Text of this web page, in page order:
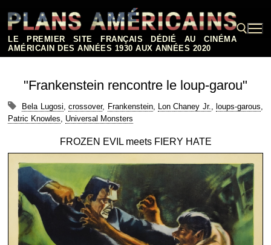
contenu
LE PREMIER SITE FRANÇAIS DÉDIÉ AU CINÉMA
AMÉRICAIN DES ANNÉES 1930 AUX ANNÉES 2020
"Frankenstein rencontre le loup-garou"
Bela Lugosi,crossover, Frankenstein, Lon Chaney Jr., loups-garous,
Patric Knowles, Universal Monsters
FROZEN EVIL meets FIERY HATE